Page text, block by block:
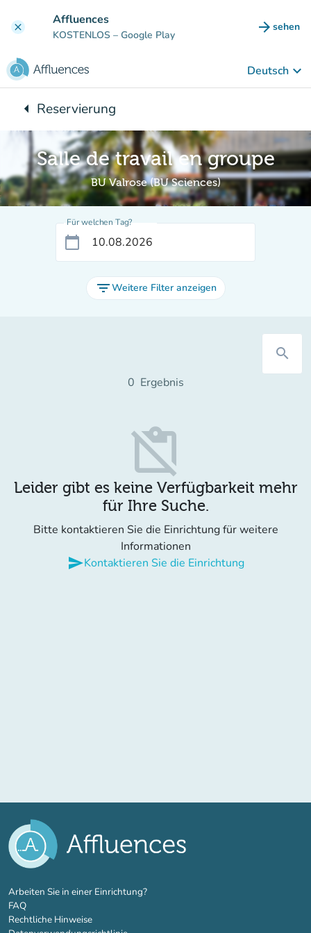
clear Affluences
KOSTENLOS – Google Play arrow_forward sehen
(new
Deutsch keyboard_arrow_down
arrow_leftZurück zu:
Reservierung
Salle de travail en groupe
BU Valrose (BU Sciences)
Für welchen Tag?
calendar_today
filter_listWeitere Filter anzeigen
search
0 Ergebnis
content_paste_off
Leider gibt es keine Verfügbarkeit mehr
für Ihre Suche.
Bitte kontaktieren Sie die Einrichtung für weitere
Informationen
sendKontaktieren Sie die Einrichtung
Arbeiten Sie in einer Einrichtung?(new tab)
FAQ
Rechtliche Hinweise